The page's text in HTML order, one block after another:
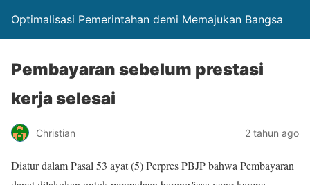
Optimalisasi Pemerintahan demi Memajukan Bangsa
Pembayaran sebelum prestasi
kerja selesai
Christian 2 tahun ago
Diatur dalam Pasal 53 ayat (5) Perpres PBJP bahwa Pembayaran